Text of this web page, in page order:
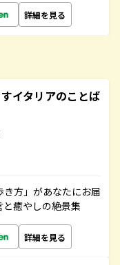
詳細を見る
イタリアのことば
方」があなたにお届
癒やしの絶景集
詳細を見る